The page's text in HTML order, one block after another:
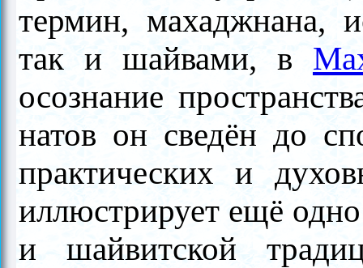
термин, махаджнана,
так и шайвами, в
осознание
натов он сведён до
практических и
иллюстрирует ещё
и шайвитской